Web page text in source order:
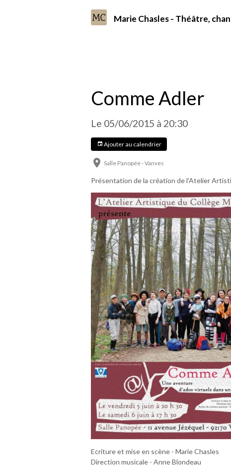
Marie Chasles - Théâtre,
Comme Adler
Le 05/06/2015 à 20:30
Ajouter au calendrier
Salle Panopée - Vanves
Présentation de la création de l'Atelier
Ecriture et mise en scène - Marie Chasles
Direction musicale - Anne Blondeau